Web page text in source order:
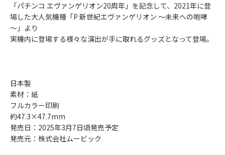
「パチンコ エヴァンゲリオン20周年」を記念して、2021年に登
場した大人気機種「P 新世紀エヴァンゲリオン ～未来への咆哮
～」より
実機内に登場する様々な演出が手に取れるグッズとなって登場。
日本製
素材：紙
フルカラー印刷
約47.3×47.7mm
発売日：2025年3月7日頃発売予定
発売元：株式会社ムービック